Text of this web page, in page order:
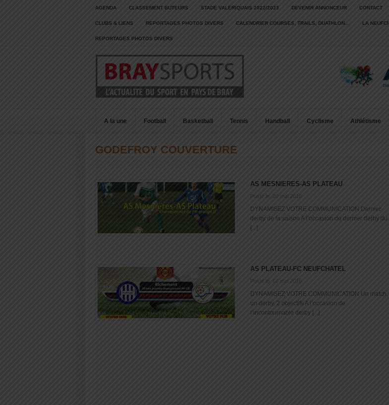
AGENDA CLASSEMENT BUTEURS STADE VALERIQUAIS 2022/2023 DEVENIR ANNONCEUR CONTACT
CLUBS & LIENS REPORTAGES PHOTOS DIVERS CALENDRIER COURSES, TRAILS, DUATHLON… LA
REPORTAGES PHOTOS DIVERS
A la une Football Basketball Tennis Handball Cyclisme Athlétisme
GODEFROY COUVERTURE
AS MESNIERES-AS PLATEAU
Posté le: 20 mai 2016
DYNAMISEZ VOTRE COMMUNICATION Dernier
derby de la saison A l’occasion du dernier derby du
[...]
AS PLATEAU-FC NEUFCHATEL
Posté le: 10 mai 2016
DYNAMISEZ VOTRE COMMUNICATION Un match,
un derby, 2 objectifs A l’occasion de
l’incontournable derby [...]